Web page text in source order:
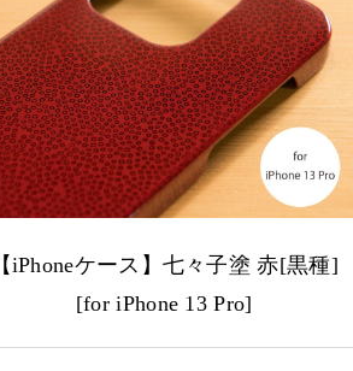
【iPhoneケース】七々子塗 赤[黒種]
[for iPhone 13 Pro]